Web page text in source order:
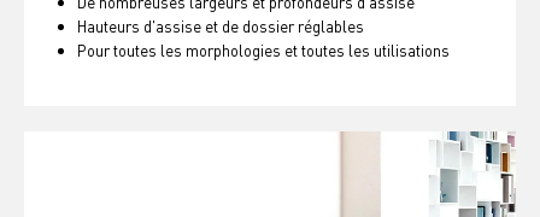
Hauteurs d'assise et de dossier réglables
Pour toutes les morphologies et toutes les utilisations